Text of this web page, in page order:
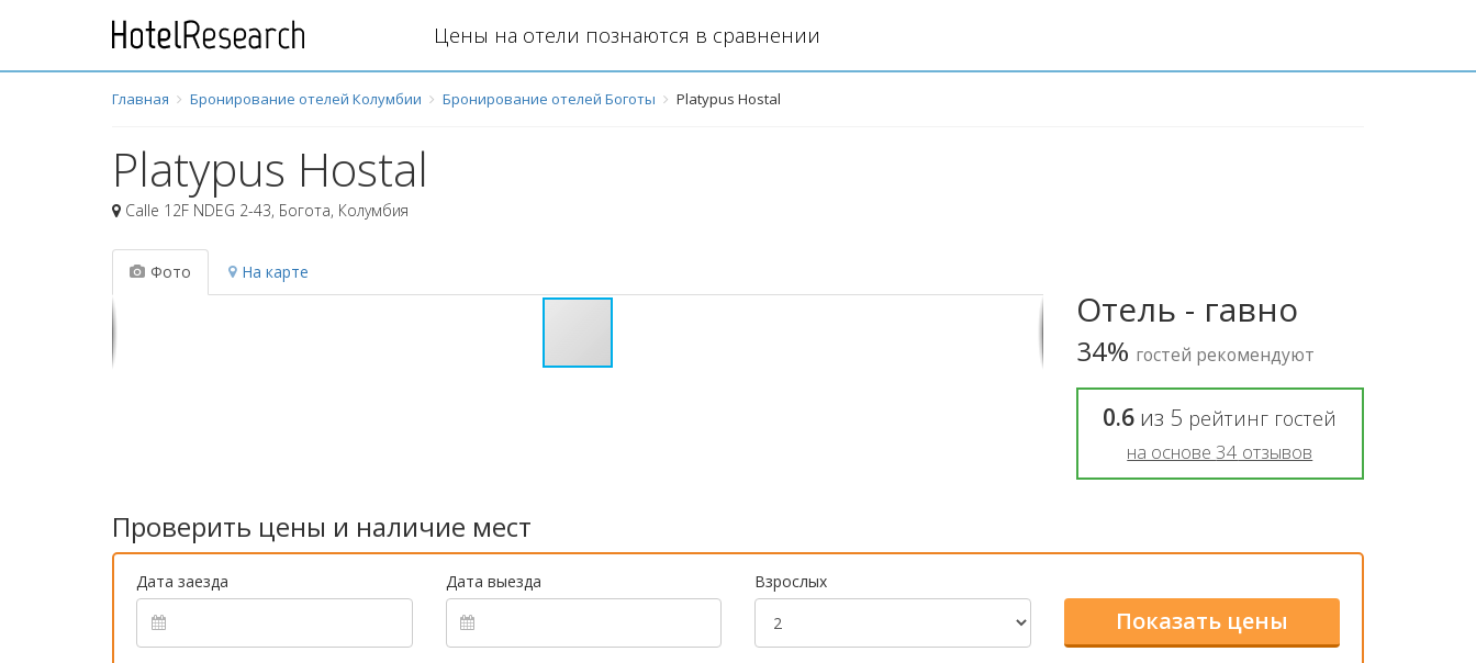
Цены на отели познаются в сравнении
Главная Бронирование отелей Колумбии Бронирование отелей Боготы Platypus Hostal
Platypus Hostal
Calle 12F NDEG 2-43, Богота, Колумбия
Фото На карте
Отель - гавно
34% гостей рекомендуют
0.6 из 5 рейтинг гостей
на основе34 отзывов
Проверить цены и наличие мест
Дата заезда Дата выезда Взрослых